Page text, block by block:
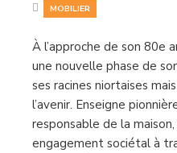
MOBILIER
À l’approche de son 80e
une nouvelle phase de
ses racines niortaises
l’avenir. Enseigne
responsable de la
engagement sociétal à